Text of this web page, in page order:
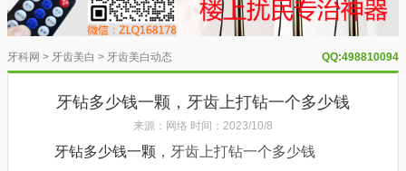
牙科网 > 牙齿美白 > 牙齿美白动态 QQ:498810094
牙钻多少钱一颗，牙齿上打钻一个多少钱
来源：网络 时间：2023/10/8
牙钻多少钱一颗 ，牙齿上打钻一个多少钱